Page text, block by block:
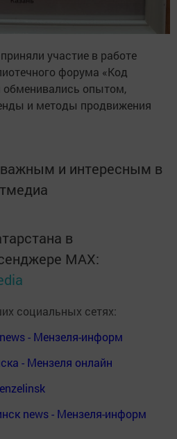
участие в работе
форума «Код
обменивались опытом,
и методы продвижения
и интересным в
в
MАХ:
социальных сетях:
- Мензеля-информ
- Мензеля онлайн
news - Мензеля-информ